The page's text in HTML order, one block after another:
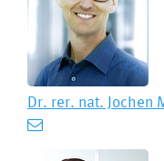
Dr. rer. nat. Jochen